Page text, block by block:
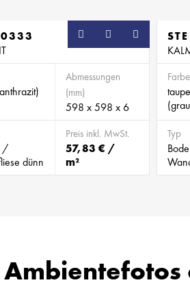
Abmessungen
(mm)
598 x 598 x 6
/
dünn
Preis inkl. MwSt.
57,83 € /
m²
Farbe
taupe
Typ
Ambientefotos